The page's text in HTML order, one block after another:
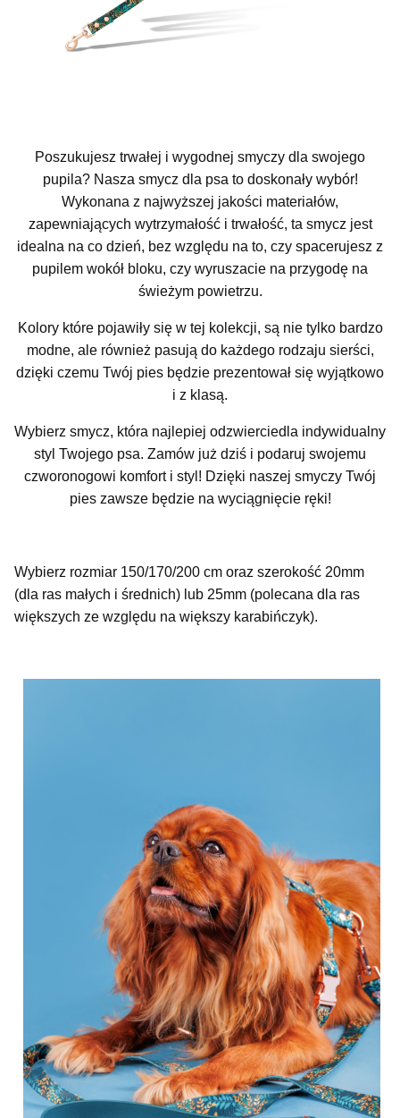
Poszukujesz trwałej i wygodnej smyczy dla swojego
pupila? Nasza smycz dla psa to doskonały wybór!
Wykonana z najwyższej jakości materiałów,
zapewniających wytrzymałość i trwałość, ta smycz jest
idealna na co dzień, bez względu na to, czy spacerujesz z
pupilem wokół bloku, czy wyruszacie na przygodę na
świeżym powietrzu.
Kolory które pojawiły się w tej kolekcji, są nie tylko bardzo
modne, ale również pasują do każdego rodzaju sierści,
dzięki czemu Twój pies będzie prezentował się wyjątkowo
i z klasą.
Wybierz smycz, która najlepiej odzwierciedla indywidualny
styl Twojego psa. Zamów już dziś i podaruj swojemu
czworonogowi komfort i styl! Dzięki naszej smyczy Twój
pies zawsze będzie na wyciągnięcie ręki!
Wybierz rozmiar 150/170/200 cm oraz szerokość 20mm
(dla ras małych i średnich) lub 25mm (polecana dla ras
większych ze względu na większy karabińczyk).